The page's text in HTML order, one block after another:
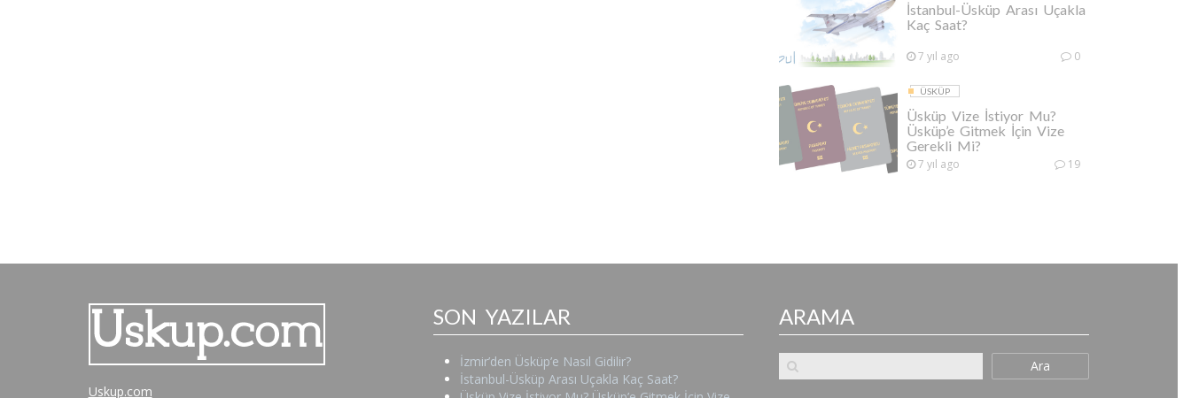
İstanbul-Üsküp Arası Uçakla
Kaç Saat?
7 yıl ago 0
ÜSKÜP
Üsküp Vize İstiyor Mu?
Üsküp’e Gitmek İçin Vize
Gerekli Mi?
7 yıl ago 19
Uskup.com
SON YAZILAR
İzmir’den Üsküp’e Nasıl Gidilir?
İstanbul-Üsküp Arası Uçakla Kaç Saat?
ARAMA
Ara